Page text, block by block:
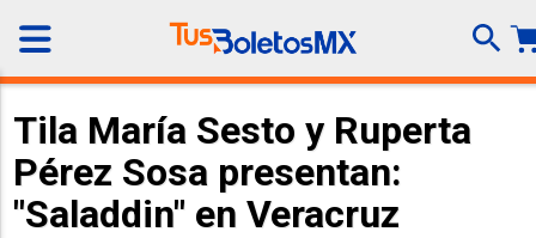
Tila María Sesto y Ruperta
Pérez Sosa presentan:
"Saladdin" en Veracruz